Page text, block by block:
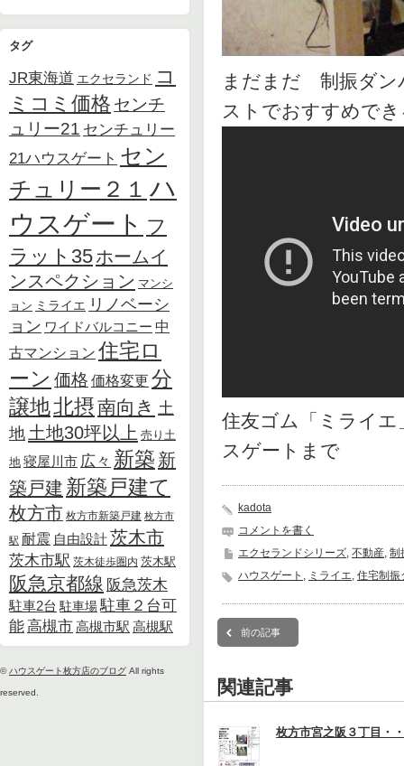
タグ
JR東海道 エクセランド コ
ミコミ価格 センチ
ュリー21 センチュリー
21ハウスゲート セン
チュリー２１ ハ
ウスゲート フ
ラット35ホームイ
ンスペクション マンシ
ョン ミライエ リノベーシ
ョン ワイドバルコニー 中
古マンション 住宅ロ
ーン 価格 価格変更 分
譲地北摂南向き 土
地 土地30坪以上 売り土
地 寝屋川市 広々 新築 新
築戸建 新築戸建て
枚方市 枚方市新築戸建 枚方市
駅 耐震 自由設計茨木市
茨木市駅 茨木徒歩圏内 茨木駅
阪急京都線 阪急茨木
駐車2台 駐車場駐車２台可
能高槻市高槻市駅 高槻駅
©ハウスゲート枚方店のブログ All rights
reserved.
まだまだ 制振ダン
ストでおすすめで
住友ゴム「ミライ
スゲートまで
kadota
コメントを書く
エクセランドシリーズ, 不動産, 制
ハウスゲート , ミライエ, 住宅制振
前の記事
関連記事
枚方市宮之阪３丁目・